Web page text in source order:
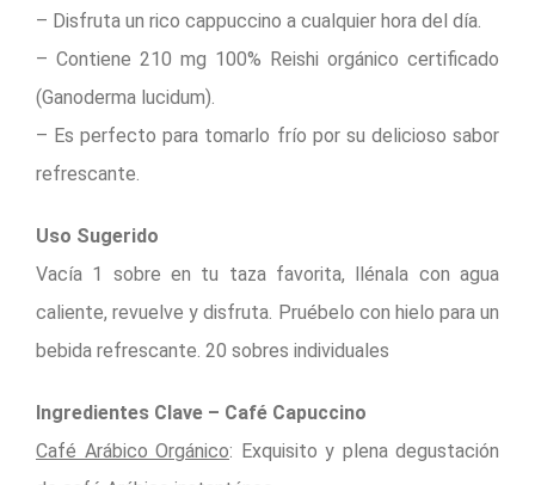
– Disfruta un rico cappuccino a cualquier hora del día.
– Contiene 210 mg 100% Reishi orgánico certificado
(Ganoderma lucidum).
– Es perfecto para tomarlo frío por su delicioso sabor
refrescante.
Uso Sugerido
Vacía 1 sobre en tu taza favorita, llénala con agua
caliente, revuelve y disfruta. Pruébelo con hielo para un
bebida refrescante. 20 sobres individuales
Ingredientes Clave – Café Capuccino
Café Arábico Orgánico: Exquisito y plena degustación